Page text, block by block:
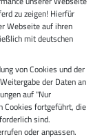
Vorkasse
zu zeigen! Hierfür
Webseite auf ihren
mit deutschen
von Cookies und der
der Daten an
auf "Nur
Cookies fortgeführt, die
sind.
oder anpassen.